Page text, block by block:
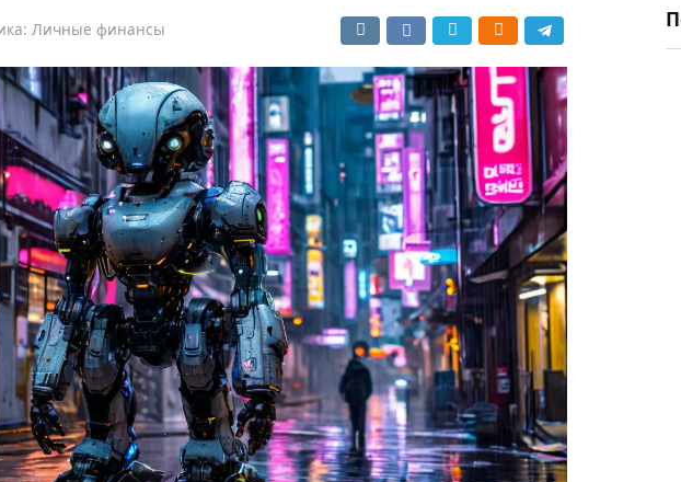
Личные финансы